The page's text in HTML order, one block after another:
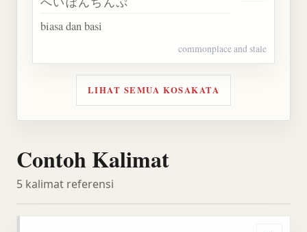
biasa dan basi
commonplace and stale
LIHAT SEMUA KOSAKATA
Contoh Kalimat
5 kalimat referensi